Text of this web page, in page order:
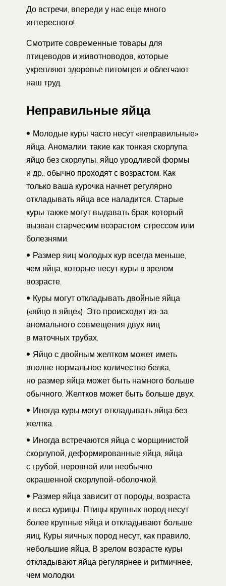
До встречи, впереди у нас еще много
интересного!
Смотрите современные товары для
птицеводов и животноводов, которые
укрепляют здоровье питомцев и облегчают
наш труд.
Неправильные яйца
Молодые куры часто несут «неправильные»
яйца. Аномалии, такие как тонкая скорлупа,
яйцо без скорлупы, яйцо уродливой формы
и др., обычно проходят с возрастом. Как
только ваша курочка начнет регулярно
откладывать яйца все наладится. Старые
куры также могут выдавать брак, который
вызван старческим возрастом, стрессом или
болезнями.
Размер яиц молодых кур всегда меньше,
чем яйца, которые несут куры в зрелом
возрасте.
Куры могут откладывать двойные яйца
(«яйцо в яйце»). Это происходит из-за
аномального совмещения двух яиц
в маточных трубах.
Яйцо с двойным желтком может иметь
вполне нормальное количество белка,
но размер яйца может быть намного больше
обычного. Желтков может быть больше двух.
Иногда куры могут откладывать яйца без
желтка.
Иногда встречаются яйца с морщинистой
скорлупой, деформированные яйца, яйца
с грубой, неровной или необычно
окрашенной скорлупой-оболочкой.
Размер яйца зависит от породы, возраста
и веса курицы. Птицы крупных пород несут
более крупные яйца и откладывают больше
яиц. Куры яичных пород несут, как правило,
небольшие яйца. В зрелом возрасте куры
откладывают яйца регулярнее и ритмичнее,
чем молодки.